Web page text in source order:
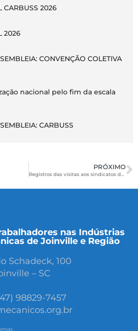
CARBUSS 2026
2026
CONVENÇÃO COLETIVA
nacional pelo fim da escala
CARBUSS
PRÓXIMO
Registros das visitas aos sindicatos do ramo metalúrgico em SC
nas Indústrias
de Joinville e Região
Schadeck, 100
– SC
98829-7457